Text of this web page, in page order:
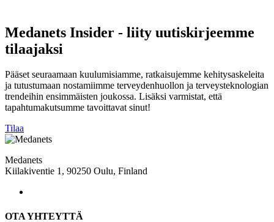
Medanets Insider - liity uutiskirjeemme
tilaajaksi
Pääset seuraamaan kuulumisiamme, ratkaisujemme kehitysaskeleita
ja tutustumaan nostamiimme terveydenhuollon ja terveysteknologian
trendeihin ensimmäisten joukossa. Lisäksi varmistat, että
tapahtumakutsumme tavoittavat sinut!
Tilaa
Medanets
Kiilakiventie 1, 90250 Oulu, Finland
OTA YHTEYTTÄ